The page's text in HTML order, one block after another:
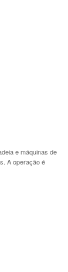
e máquinas de
A operação é